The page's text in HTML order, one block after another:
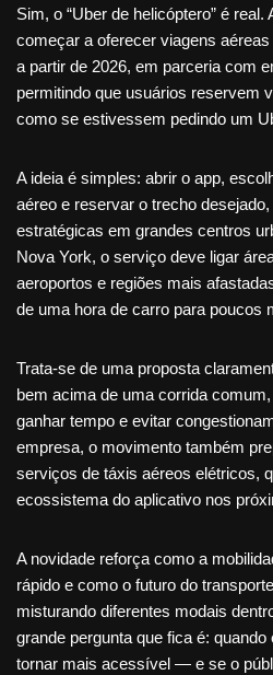
Sim, o “Uber de helicóptero” é real.
começar a oferecer viagens
a partir de 2026, em parceria com
permitindo que usuários reservem
como se estivessem pedindo um
A ideia é simples: abrir o app,
aéreo e reservar o trecho
estratégicas em grandes centros
Nova York, o serviço deve ligar
aeroportos e regiões mais
de uma hora de carro para poucos
Trata-se de uma proposta
bem acima de uma corrida
ganhar tempo e evitar
empresa, o movimento também
serviços de táxis aéreos elétricos,
ecossistema do aplicativo nos
A novidade reforça como a
rápido e como o futuro do
misturando diferentes modais
grande pergunta que fica é:
tornar mais acessível — e se o